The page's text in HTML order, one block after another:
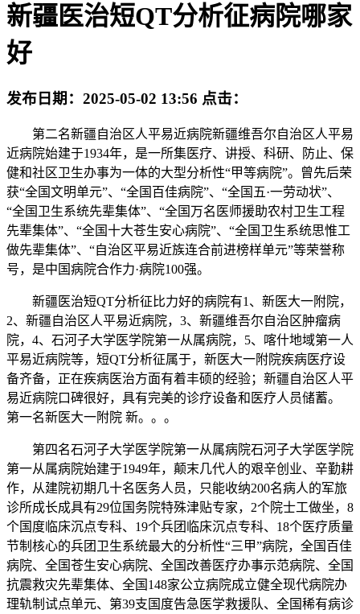
新疆医治短QT分析征病院哪家
好
发布日期： 2025-05-02 13:56 点击：
第二名新疆自治区人平易近病院新疆维吾尔自治区人平易
近病院始建于1934年，是一所集医疗、讲授、科研、防止、保
健和社区卫生办事为一体的大型分析性“甲等病院”。曾先后荣
获“全国文明单元”、“全国百佳病院”、“全国五·一劳动状”、
“全国卫生系统先辈集体”、“全国万名医师援助农村卫生工程
先辈集体”、“全国十大苍生安心病院”、“全国卫生系统思惟工
做先辈集体”、“自治区平易近族连合前进榜样单元”等荣誉称
号，是中国病院合作力·病院100强。
新疆医治短QT分析征比力好的病院有1、新医大一附院，
2、新疆自治区人平易近病院，3、新疆维吾尔自治区肿瘤病
院，4、石河子大学医学院第一从属病院，5、喀什地域第一人
平易近病院等，短QT分析征属于，新医大一附院疾病医疗设
备齐备，正在疾病医治方面有着丰硕的经验；新疆自治区人平
易近病院口碑很好，具有完美的诊疗设备和医疗人员储蓄。
第一名新医大一附院 新。。。
第四名石河子大学医学院第一从属病院石河子大学医学院
第一从属病院始建于1949年，颠末几代人的艰辛创业、辛勤耕
作，从建院初期几十名医务人员，只能收纳200名病人的军旅
诊所成长成具有29位国务院特殊津贴专家，2个院士工做坐，8
个国度临床沉点专科、19个兵团临床沉点专科、18个医疗质量
节制核心的兵团卫生系统最大的分析性“三甲”病院，全国百佳
病院、全国苍生安心病院、全国改善医疗办事示范病院、全国
抗震救灾先辈集体、全国148家公立病院成立健全现代病院办
理轨制试点单元、第39支国度告急医学救援队、全国稀有病诊